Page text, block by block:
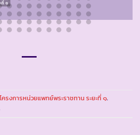
ที่ ๑
โครงการหน่วยแพทย์พระราชทาน ระยะที่ ๑.